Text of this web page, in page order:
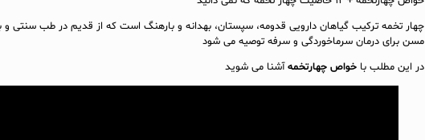
چهار تخمه ترکیب گیاهان دارویی قدومه، سپستان، بهدانه و بارهنگ است که از قدیم در طب سنتی و
مسن برای درمان سرماخوردگی و سرفه توصیه می شود
در این مطلب باخواص چهارتخمهآشنا می شوید